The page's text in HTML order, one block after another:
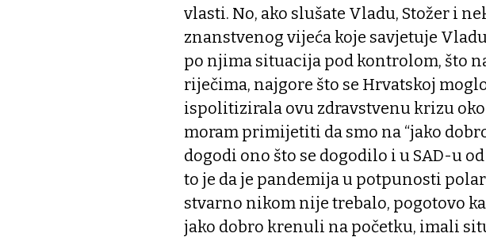
vlasti. No, ako slušate Vladu, Stožer i
znanstvenog vijeća koje savjetuje
po njima situacija pod kontrolom, što
riječima, najgore što se Hrvatskoj
ispolitizirala ovu zdravstvenu krizu oko
moram primijetiti da smo na “jako
dogodi ono što se dogodilo i u SAD-u
to je da je pandemija u potpunosti
stvarno nikom nije trebalo, pogotovo
jako dobro krenuli na početku, imali